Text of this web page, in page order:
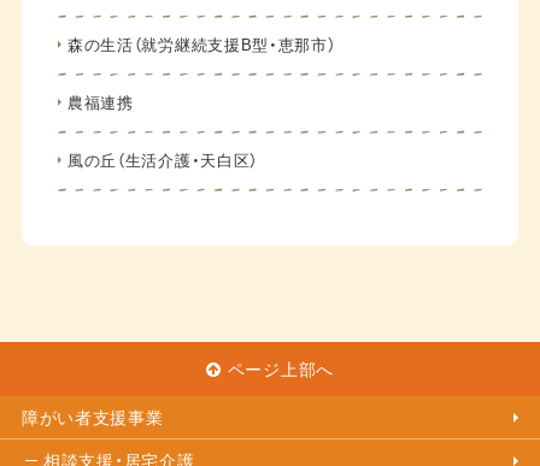
森の生活（就労継続支援B型・恵那市）
農福連携
風の丘（生活介護・天白区）
ページ上部へ
障がい者支援事業
相談支援・居宅介護